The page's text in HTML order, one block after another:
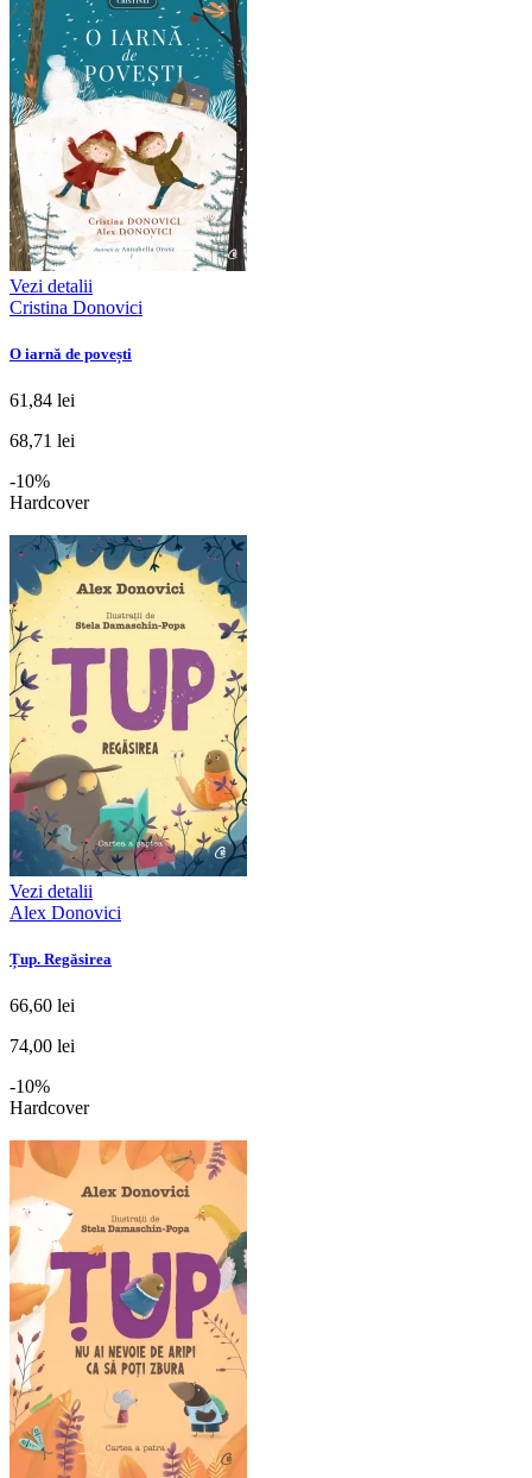
Vezi detalii
Cristina Donovici
O iarnă de povești
61,84 lei
68,71 lei
-10%
Hardcover
Vezi detalii
Alex Donovici
Țup. Regăsirea
66,60 lei
74,00 lei
-10%
Hardcover